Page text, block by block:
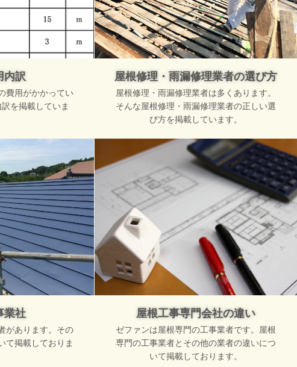
内訳
費用がかかってい
を掲載していま
屋根修理・雨漏修理業者の選び方
屋根修理・雨漏修理業者は多くあります。
そんな屋根修理・雨漏修理業者の正しい選
び方を掲載しています。
業社
があります。その
て掲載しておりま
屋根工事専門会社の違い
ゼファンは屋根専門の工事業者です。屋根
専門の工事業者とその他の業者の違いにつ
いて掲載しております。